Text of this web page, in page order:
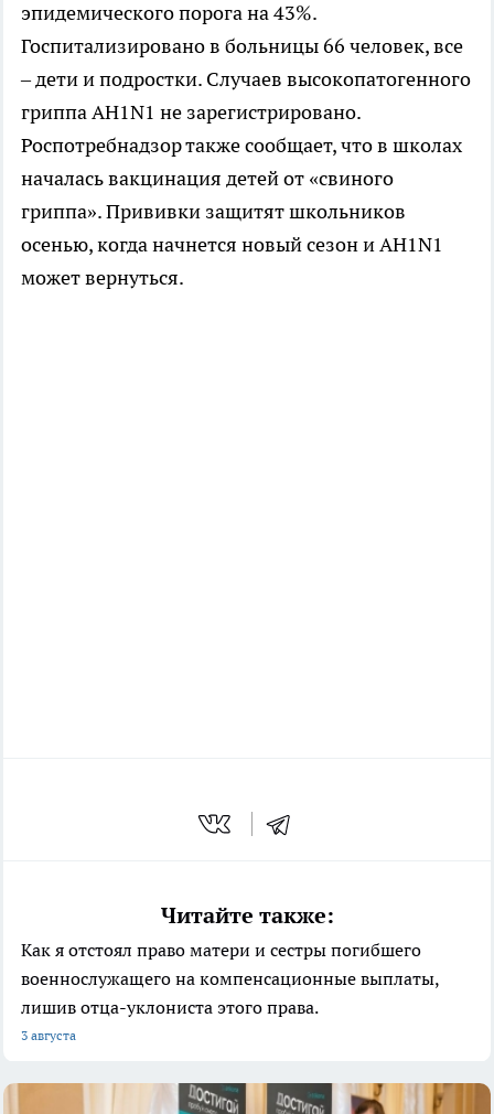
эпидемического порога на 43%.
Госпитализировано в больницы 66 человек, все
– дети и подростки. Случаев высокопатогенного
гриппа АH1N1 не зарегистрировано.
Роспотребнадзор также сообщает, что в школах
началась вакцинация детей от «свиного
гриппа». Прививки защитят школьников
осенью, когда начнется новый сезон и АH1N1
может вернуться.
Читайте также:
Как я отстоял право матери и сестры погибшего
военнослужащего на компенсационные выплаты,
лишив отца-уклониста этого права.
3 августа